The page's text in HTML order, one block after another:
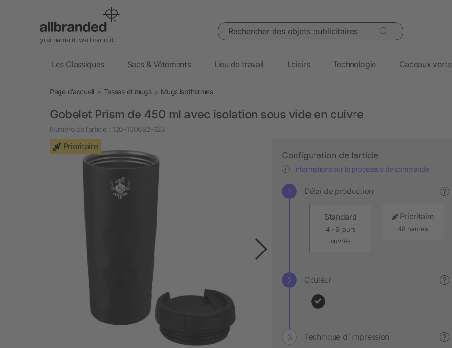
you name it. we brand it.
Rechercher des objets publicitaires
Les Classiques Sacs & Vêtements Lieu de travail Loisirs Technologie Cadeaux verts
Page d’accueil Tasses et mugs Mugs isothermes
Gobelet Prism de 450 ml avec isolation sous vide en cuivre
Numéro de l’article : 120-100692-023
Prioritaire
Configuration de l’article
Informations sur le processus de commande
Délai de production ?
Standard
4 - 6 jours
ouvrés
Prioritaire
48 heures
Couleur ?
Technique d´impression ?